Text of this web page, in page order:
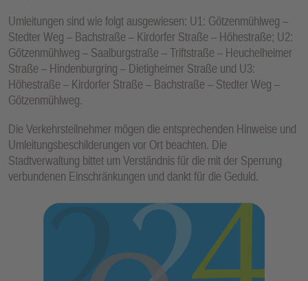
Umleitungen sind wie folgt ausgewiesen: U1: Götzenmühlweg –
Stedter Weg – Bachstraße – Kirdorfer Straße – Höhestraße; U2:
Götzenmühlweg – Saalburgstraße – Triftstraße – Heuchelheimer
Straße – Hindenburgring – Dietigheimer Straße und U3:
Höhestraße – Kirdorfer Straße – Bachstraße – Stedter Weg –
Götzenmühlweg.
Die Verkehrsteilnehmer mögen die entsprechenden Hinweise und
Umleitungsbeschilderungen vor Ort beachten. Die
Stadtverwaltung bittet um Verständnis für die mit der Sperrung
verbundenen Einschränkungen und dankt für die Geduld.